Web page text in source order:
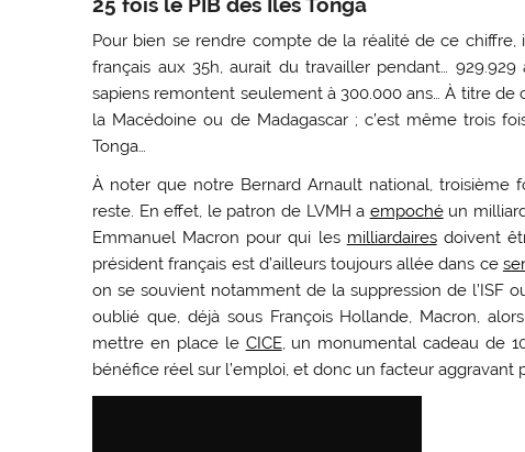
Pour bien se rendre compte de la réalité de ce
français aux 35h, aurait du travailler pendant…
sapiens remontent seulement à 300.000 ans… À titre
la Macédoine ou de Madagascar ; c’est même trois
Tonga…
À noter que notre Bernard Arnault national, troisième
reste. En effet, le patron de LVMH a empochéun
Emmanuel Macron pour qui les milliardairesdoivent
président français est d’ailleurs toujours allée dans ce
on se souvient notamment de la suppression de l’ISF
oublié que, déjà sous François Hollande, Macron,
mettre en place le CICE, un monumental cadeau de
bénéfice réel sur l’emploi, et donc un facteur aggravant